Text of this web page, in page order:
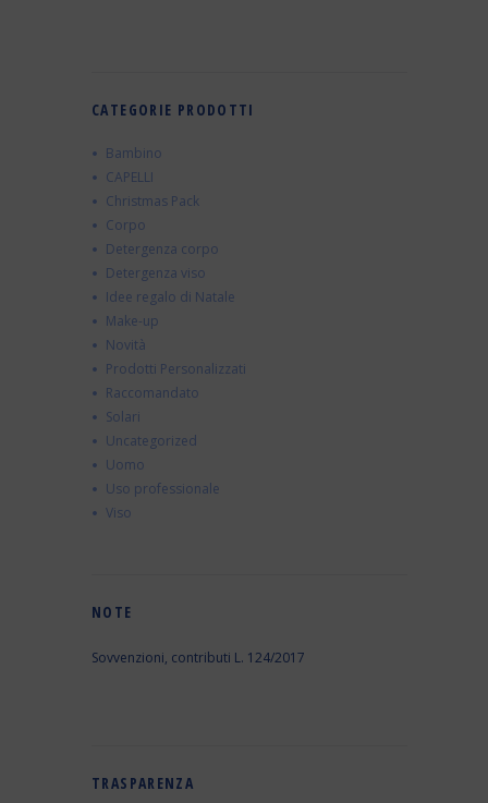
CATEGORIE PRODOTTI
Bambino
CAPELLI
Christmas Pack
Corpo
Detergenza corpo
Detergenza viso
Idee regalo di Natale
Make-up
Novità
Prodotti Personalizzati
Raccomandato
Solari
Uncategorized
Uomo
Uso professionale
Viso
NOTE
Sovvenzioni, contributi L. 124/2017
TRASPARENZA